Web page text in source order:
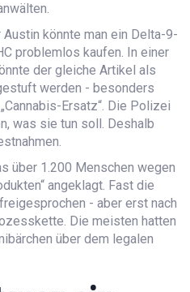
könnte man ein Delta-9-
problemlos kaufen. In einer
der gleiche Artikel als
werden - besonders
Ersatz“. Die Polizei
was sie tun soll. Deshalb
über 1.200 Menschen wegen
angeklagt. Fast die
- aber erst nach
Die meisten hatten
über dem legalen